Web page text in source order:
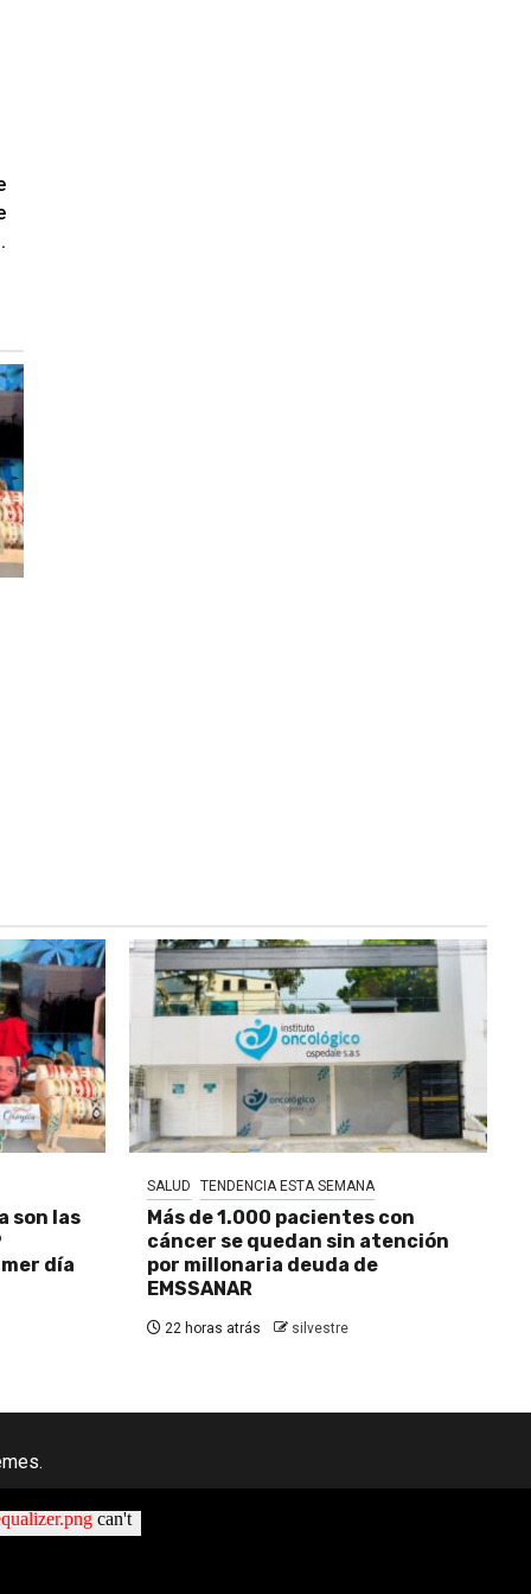
son las
día
SALUD TENDENCIA ESTA SEMANA
Más de 1.000 pacientes con
cáncer se quedan sin atención
por millonaria deuda de
EMSSANAR
22 horas atrás silvestre